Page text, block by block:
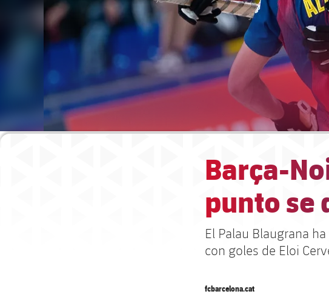
Barça-
punto se
El Palau Blaugrana
con goles de Eloi
fcbarcelona.cat